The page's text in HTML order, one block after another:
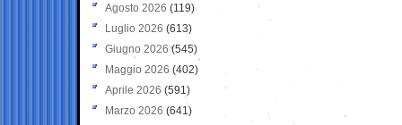
Agosto 2026 (119)
Luglio 2026 (613)
Giugno 2026 (545)
Maggio 2026 (402)
Aprile 2026 (591)
Marzo 2026 (641)